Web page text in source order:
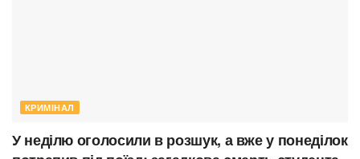
КРИМІНАЛ
У неділю оголосили в розшук, а вже у понеділок